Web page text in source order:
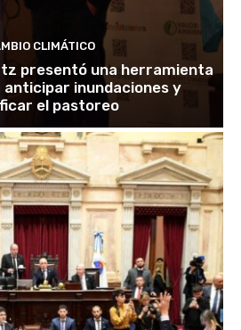
CLIMÁTICO
presentó una herramienta
anticipar inundaciones y
el pastoreo